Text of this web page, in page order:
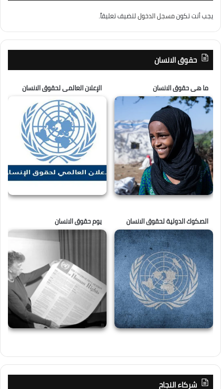
يجب أنت تكونمسجل الدخوللتضيف تعليقاً.
حقوق الانسان
ما هى حقوق الانسان الإعلان العالمى لحقوق الانسان
الصكوك الدولية لحقوق الانسان يوم حقوق الانسان
شركاء النجاح